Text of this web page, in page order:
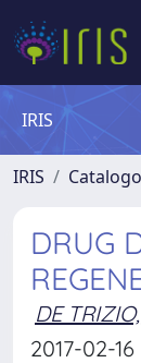
IRIS
IRIS
DRUG
DE
2017-02-16